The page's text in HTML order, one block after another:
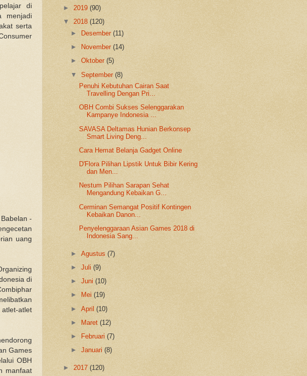
di
menjadi
serta
-
uang
di
atlet
Games
OBH
manfaat
► 2019 (90)
▼ 2018 (120)
►
Desember(11)
►
November(14)
►Oktober(5)
▼September(8)
Penuhi Kebutuhan Cairan Saat
Travelling Dengan Pri...
OBH Combi Sukses Selenggarakan
Kampanye Indonesia ...
SAVASA Deltamas Hunian Berkonsep
Smart Living Deng...
Cara Hemat Belanja Gadget Online
D'Flora Pilihan Lipstik Untuk Bibir Kering
dan Men...
Nestum Pilihan Sarapan Sehat
Mengandung Kebaikan G...
Cerminan Semangat Positif Kontingen
Kebaikan Danon...
Penyelenggaraan Asian Games 2018 di
Indonesia Sang...
►Agustus(7)
►Juli(9)
►Juni(10)
►
Mei(19)
►April(10)
►
Maret(12)
►
Februari(7)
►Januari(8)
► 2017 (120)